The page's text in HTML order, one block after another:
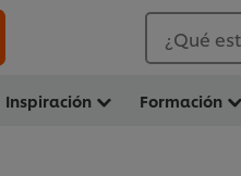
¿Qué
Inspiración Formación